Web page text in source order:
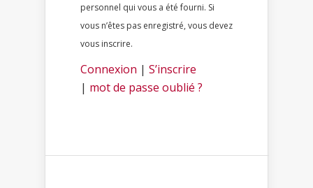
personnel qui vous a été fourni. Si
vous n’êtes pas enregistré, vous devez
vous inscrire.
Connexion | S’inscrire
| mot de passe oublié ?